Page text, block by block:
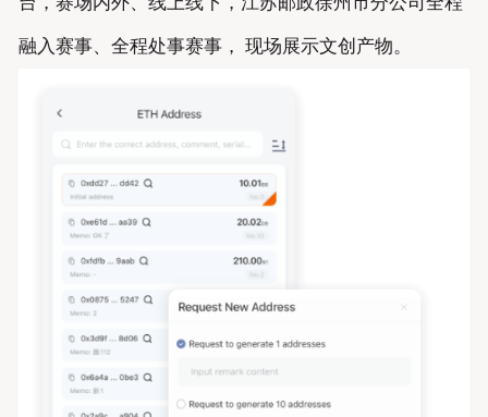
融入赛事、全程处事赛事， 现场展示文创产物。